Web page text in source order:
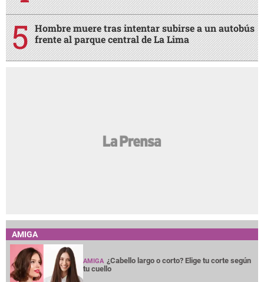
Hombre muere tras intentar subirse a un autobús
frente al parque central de La Lima
AMIGA
AMIGA ¿Cabello largo o corto? Elige tu corte según
tu cuello